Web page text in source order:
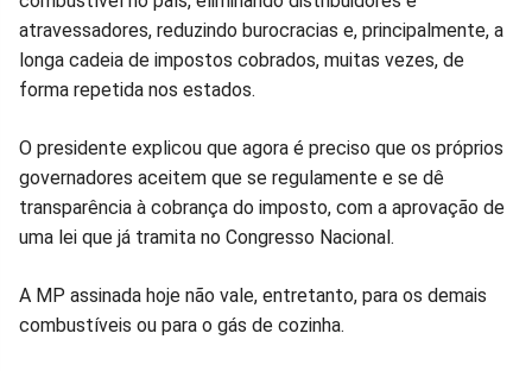
atravessadores, reduzindo burocracias e, principalmente, a
longa cadeia de impostos cobrados, muitas vezes, de
forma repetida nos estados.
O presidente explicou que agora é preciso que os próprios
governadores aceitem que se regulamente e se dê
transparência à cobrança do imposto, com a aprovação de
uma lei que já tramita no Congresso Nacional.
A MP assinada hoje não vale, entretanto, para os demais
combustíveis ou para o gás de cozinha.